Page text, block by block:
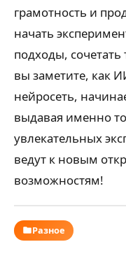
грамотность и
начать
подходы,
вы заметите, как
нейросеть,
выдавая именно
увлекательных
ведут к новым
возможностям!
Разное